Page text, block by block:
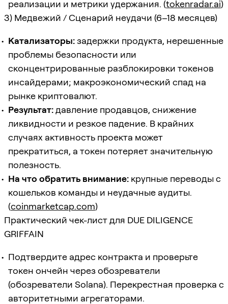
реализации и метрики удержания. (tokenradar.ai)
3) Медвежий / Сценарий неудачи (6–18 месяцев)
Катализаторы:задержки продукта, нерешенные
проблемы безопасности или
сконцентрированные разблокировки токенов
инсайдерами; макроэкономический спад на
рынке криптовалют.
Результат:давление продавцов, снижение
ликвидности и резкое падение. В крайних
случаях активность проекта может
прекратиться, а токен потеряет значительную
полезность.
На что обратить внимание: крупные переводы с
кошельков команды и неудачные аудиты.
(coinmarketcap.com)
Практический чек-лист для DUE DILIGENCE
GRIFFAIN
Подтвердите адрес контракта и проверьте
токен ончейн через обозреватели
(обозреватели Solana). Перекрестная проверка с
авторитетными агрегаторами.